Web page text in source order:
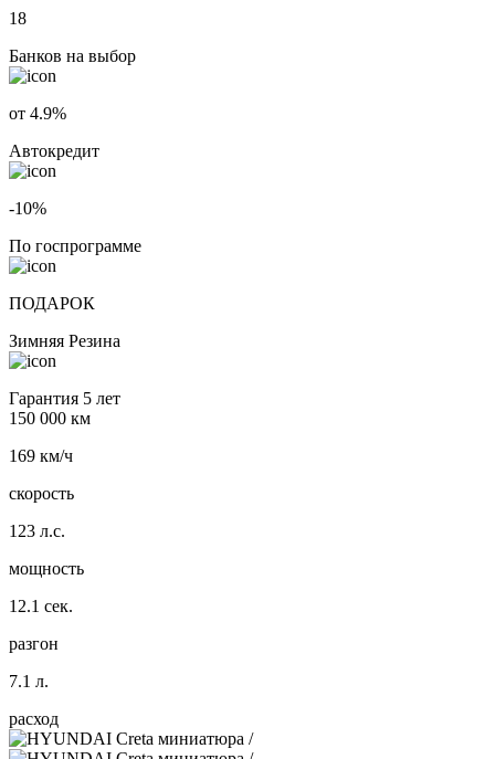
18
Банков на выбор
от 4.9%
Автокредит
-10%
По госпрограмме
ПОДАРОК
Зимняя Резина
Гарантия 5 лет
150 000 км
169 км/ч
скорость
123 л.с.
мощность
12.1 сек.
разгон
7.1 л.
расход